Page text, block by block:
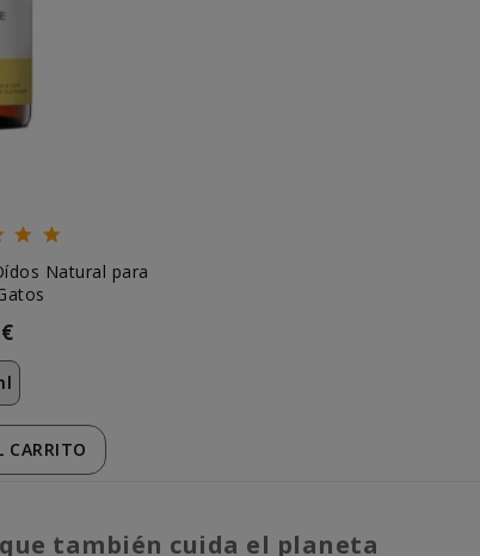
Natural para
CARRITO
también cuida el planeta